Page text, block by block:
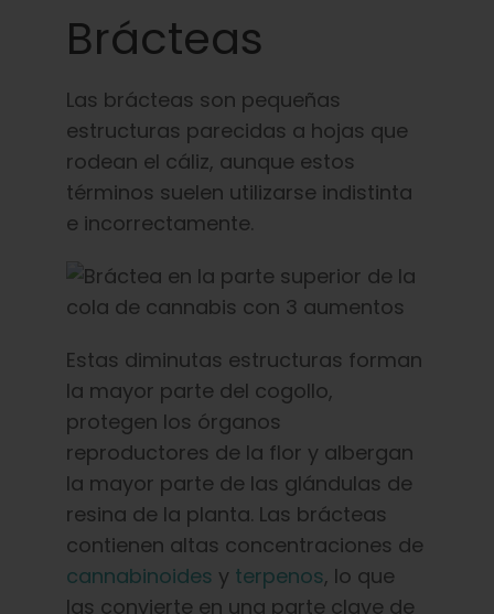
Brácteas
Las brácteas son pequeñas
estructuras parecidas a hojas que
rodean el cáliz, aunque estos
términos suelen utilizarse indistinta
e incorrectamente.
Estas diminutas estructuras forman
la mayor parte del cogollo,
protegen los órganos
reproductores de la flor y albergan
la mayor parte de las glándulas de
resina de la planta. Las brácteas
contienen altas concentraciones de
cannabinoides y terpenos, lo que
las convierte en una parte clave de